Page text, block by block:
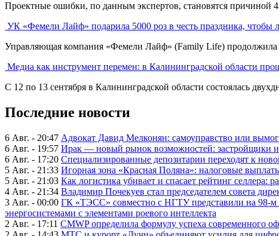
Проектные ошибки, по данным экспертов, становятся причиной
УК «Фемели Лайф» подарила 5000 роз в честь праздника, чтобы
Управляющая компания «Фемели Лайф» (Family Life) продолжила
Медиа как инструмент перемен: в Калининградской области
С 12 по 13 сентября в Калининградской области состоялась
Последние новости
6 Авг. - 20:47 Адвокат Давид Мелконян: самоуправство или
6 Авг. - 19:57 Ирак — новый рынок возможностей: застройщики
6 Авг. - 17:20 Специализированные депозитарии переходят к
5 Авг. - 21:33 Игорная зона «Красная Поляна»: налоговые
5 Авг. - 21:03 Как логистика убивает и спасает рейтинг селлера:
4 Авг. - 21:34 Владимир Почекуев стал председателем совета
3 Авг. - 00:00 ГК «ТЭСС» совместно с НГТУ представили на 98-м
энергосистемами с элементами роевого интеллекта
2 Авг. - 17:11 CMWP определила формулу успеха современного